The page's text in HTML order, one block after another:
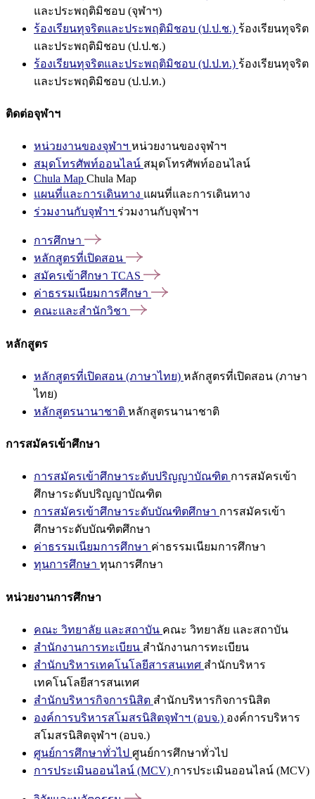
และประพฤติมิชอบ (จุฬาฯ)
ร้องเรียนทุจริตและประพฤติมิชอบ (ป.ป.ช.) ร้องเรียนทุจริต
และประพฤติมิชอบ (ป.ป.ช.)
ร้องเรียนทุจริตและประพฤติมิชอบ (ป.ป.ท.) ร้องเรียนทุจริต
และประพฤติมิชอบ (ป.ป.ท.)
ติดต่อจุฬาฯ
หน่วยงานของจุฬาฯ หน่วยงานของจุฬาฯ
สมุดโทรศัพท์ออนไลน์ สมุดโทรศัพท์ออนไลน์
Chula Map Chula Map
แผนที่และการเดินทาง แผนที่และการเดินทาง
ร่วมงานกับจุฬาฯ ร่วมงานกับจุฬาฯ
การศึกษา
หลักสูตรที่เปิดสอน
สมัครเข้าศึกษา TCAS
ค่าธรรมเนียมการศึกษา
คณะและสำนักวิชา
หลักสูตร
หลักสูตรที่เปิดสอน (ภาษาไทย) หลักสูตรที่เปิดสอน (ภาษา
ไทย)
หลักสูตรนานาชาติ หลักสูตรนานาชาติ
การสมัครเข้าศึกษา
การสมัครเข้าศึกษาระดับปริญญาบัณฑิต การสมัครเข้า
ศึกษาระดับปริญญาบัณฑิต
การสมัครเข้าศึกษาระดับบัณฑิตศึกษา การสมัครเข้า
ศึกษาระดับบัณฑิตศึกษา
ค่าธรรมเนียมการศึกษา ค่าธรรมเนียมการศึกษา
ทุนการศึกษา ทุนการศึกษา
หน่วยงานการศึกษา
คณะ วิทยาลัย และสถาบัน คณะ วิทยาลัย และสถาบัน
สำนักงานการทะเบียน สำนักงานการทะเบียน
สำนักบริหารเทคโนโลยีสารสนเทศ สำนักบริหาร
เทคโนโลยีสารสนเทศ
สำนักบริหารกิจการนิสิต สำนักบริหารกิจการนิสิต
องค์การบริหารสโมสรนิสิตจุฬาฯ (อบจ.) องค์การบริหาร
สโมสรนิสิตจุฬาฯ (อบจ.)
ศูนย์การศึกษาทั่วไป ศูนย์การศึกษาทั่วไป
การประเมินออนไลน์ (MCV) การประเมินออนไลน์ (MCV)